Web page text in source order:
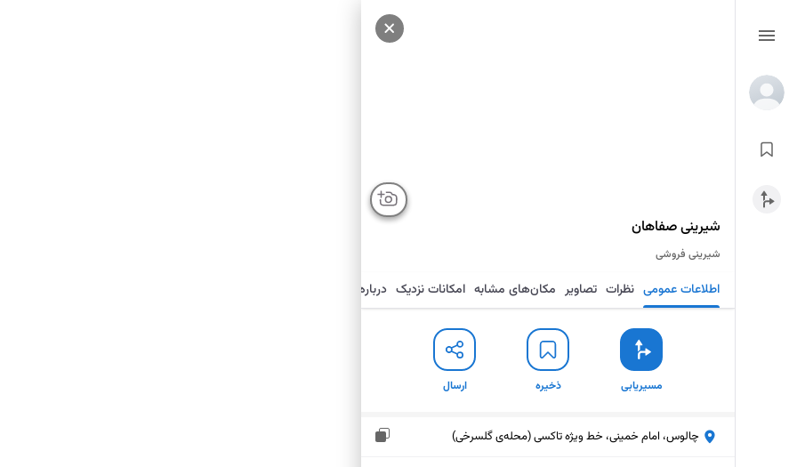
شیرینی صفاهان
شیرینی فروشی
اطلاعات عمومی نظرات تصاویر مکان‌های مشابه امکانات نزدیک درباره
مسیریابی ذخیره ارسال
چالوس، امام خمینی، خط ویژه تاکسی (محله‌ی گلسرخی)